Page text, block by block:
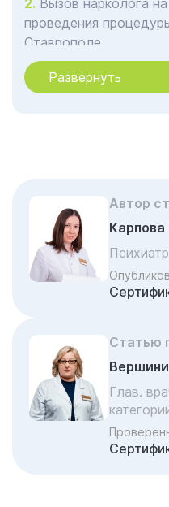
Вызов нарколога
проведения
Ставрополе
Плюсы и минусы
дому в Ставрополе
«Гармония»
Алгоритм работы
Когда вызывать
прямо сейчас
Что происходит
Вызов частного
Государственная
Нарколог на дом
Развернуть
Автор
Карпова
Статью
Глав.